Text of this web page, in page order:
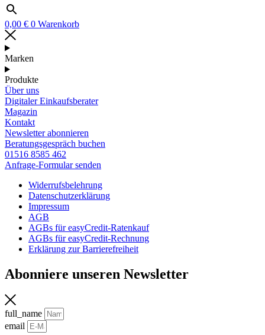
0,00 € 0 Warenkorb
Marken
Produkte
Über uns
Digitaler Einkaufsberater
Magazin
Kontakt
Newsletter abonnieren
Beratungsgespräch buchen
01516 8585 462
Anfrage-Formular senden
Widerrufsbelehrung
Datenschutzerklärung
Impressum
AGB
AGBs für easyCredit-Ratenkauf
AGBs für easyCredit-Rechnung
Erklärung zur Barrierefreiheit
Abonniere unseren Newsletter
full_name
email